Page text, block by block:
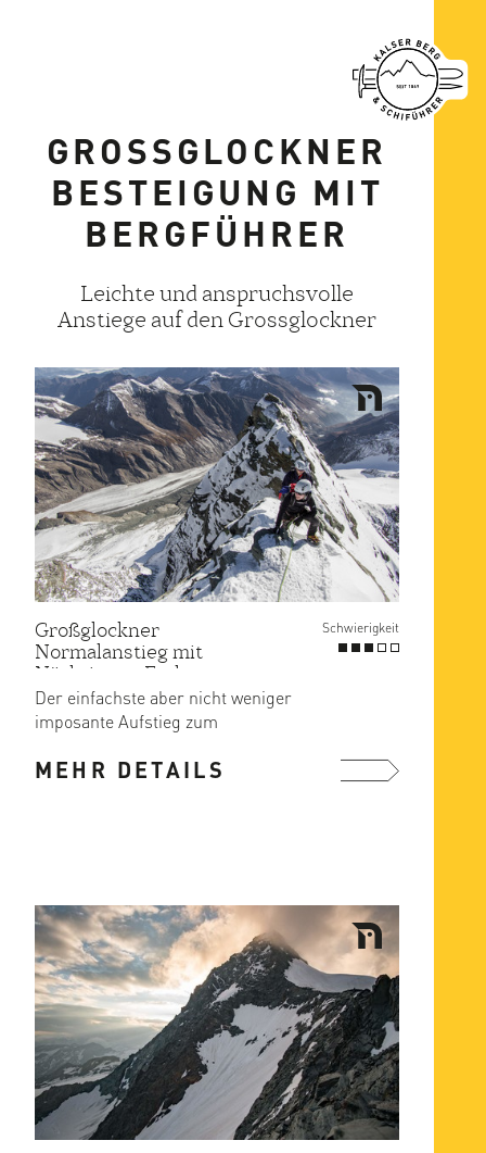
GROSSGLOCKNER
BESTEIGUNG MIT
BERGFÜHRER
Leichte und anspruchsvolle
Anstiege auf den Grossglockner
Großglockner
Normalanstieg mit
Nächtigung Erzherzog-
Johann Hütte
Schwierigkeit
Der einfachste aber nicht weniger
imposante Aufstieg zum
MEHR DETAILS